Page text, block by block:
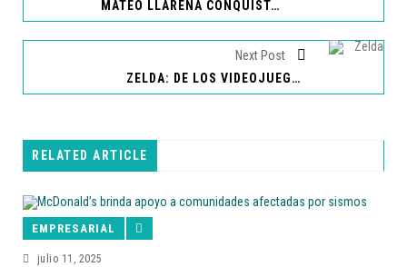
MATEO LLARENA CONQUISTA LA VICTORIA EN CIERRE DEL CAMPEONATO ITALIANO DE AUTOMOVILISMO 2023
Next Post
ZELDA: DE LOS VIDEOJUEGOS AL CINE
RELATED ARTICLE
EMPRESARIAL
julio 11, 2025